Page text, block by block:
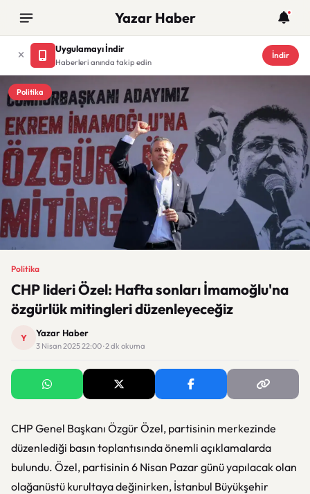
Yazar Haber
Uygulamayı İndir
Haberleri anında takip edin
İndir
Politika
Politika
CHP lideri Özel: Hafta sonları İmamoğlu'na
özgürlük mitingleri düzenleyeceğiz
Y Yazar Haber
3 Nisan 2025 22:00 · 2 dk okuma
CHP Genel Başkanı Özgür Özel, partisinin merkezinde
düzenlediği basın toplantısında önemli açıklamalarda
bulundu. Özel, partisinin 6 Nisan Pazar günü yapılacak olan
olağanüstü kurultaya değinirken, İstanbul Büyükşehir